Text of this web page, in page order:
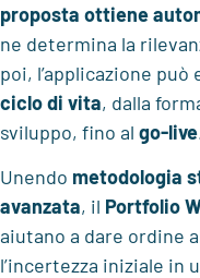
proposta ottiene
ne determina la
poi, l’applicazione
ciclo di vita, dalla
sviluppo, fino al go-live
Unendo metodologia
avanzata, il Portfolio
aiutano a dare ordine
l’incertezza iniziale in